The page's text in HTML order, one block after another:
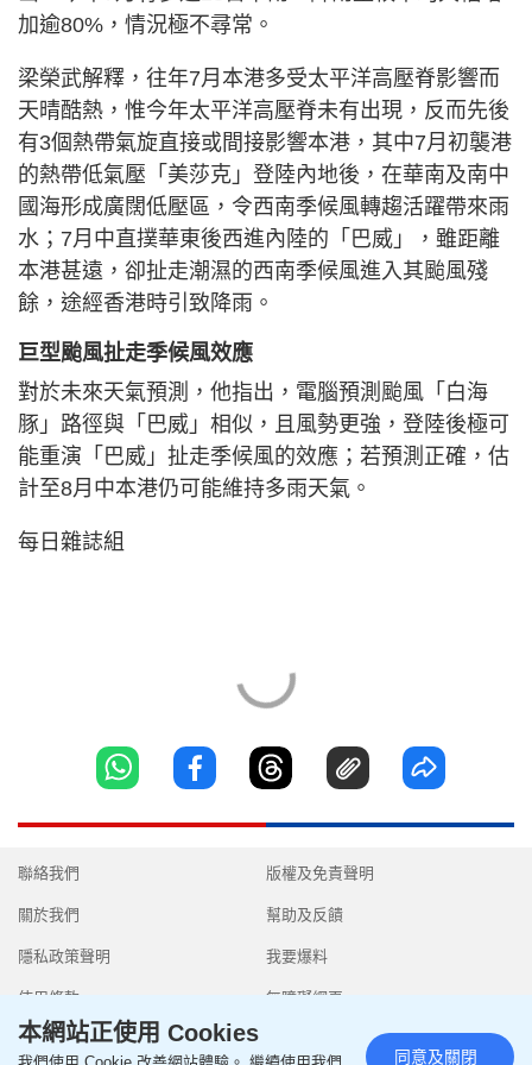
加逾80%，情況極不尋常。
梁榮武解釋，往年7月本港多受太平洋高壓脊影響而
天晴酷熱，惟今年太平洋高壓脊未有出現，反而先後
有3個熱帶氣旋直接或間接影響本港，其中7月初襲港
的熱帶低氣壓「美莎克」登陸內地後，在華南及南中
國海形成廣闊低壓區，令西南季候風轉趨活躍帶來雨
水；7月中直撲華東後西進內陸的「巴威」，雖距離
本港甚遠，卻扯走潮濕的西南季候風進入其颱風殘
餘，途經香港時引致降雨。
巨型颱風扯走季候風效應
對於未來天氣預測，他指出，電腦預測颱風「白海
豚」路徑與「巴威」相似，且風勢更強，登陸後極可
能重演「巴威」扯走季候風的效應；若預測正確，估
計至8月中本港仍可能維持多雨天氣。
每日雜誌組
聯絡我們
關於我們
隱私政策聲明
使用條款
版權及免責聲明
幫助及反饋
我要爆料
無障礙網頁
本網站正使用 Cookies
同意及關閉